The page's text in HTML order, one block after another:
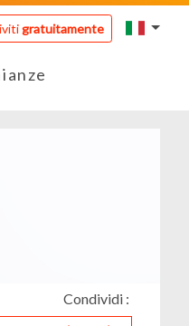
gratuitamente
Condividi :